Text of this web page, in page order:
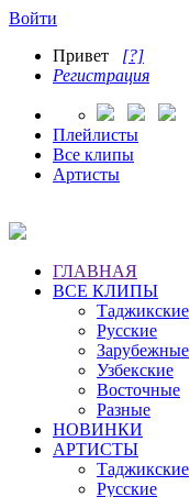
Войти
Привет [?]
Регистрация
Плейлисты
Все клипы
Артисты
ГЛАВНАЯ
ВСЕ КЛИПЫ
Таджикские
Русские
Зарубежные
Узбекские
Восточные
Разные
НОВИНКИ
АРТИСТЫ
Таджикские
Русские